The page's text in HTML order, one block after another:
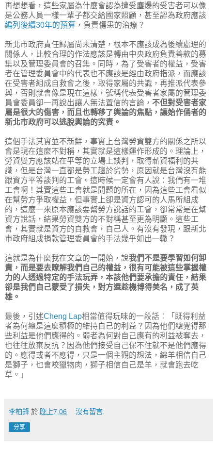
再想想看，這些家屬為什麼會認為遭受塵爆的受害者可以像
是公務人員一樣一輩子都交給國家照顧，甚至認為政府應該
編列後續30年的預算 ，負責傷患的治療？
新北市政府責任歸屬尚未清楚，根本不應該成為後續處理的
關係人，比較合理的作法應該是轉由中央政府負責善款的募
集以及管理委員會的召集。同時，為了受害者的權益，受害
者在管理委員會中的代表也不應該是經由政府指派，而應該
在受害者組成自救會之後，取得家屬的共識，再推派代表參
與，否則就會像是現在這樣，號稱代表受害者家屬的管理委
員會委員卻一再說出讓人無法置信的言論， 不但對受害者家
屬是很大的傷害，而且也轉移了輿論的焦點，讓始作俑者的
新北市政府可以逃脫輿論的究責。
這個手法其實並不新鮮，事實上台灣勞資雙方的關係之所以
會是現在這麼不對稱，其實就是這樣運作形成的。理論上，
勞資雙方應該站在平等的立場上談判，取得薪資福利的共
識，但是台灣一直都是勞工趨於劣勢，原因就是台灣沒有能
跟資方平等談判的工會。這時候一定會有人說：我們有一堆
工會啊！其實這些工會就是問題的所在，因為這些工會看似
在幫勞方爭取權益，但事實上卻是資方認可的人馬所組成
的，這麼一來原本應該要幫勞方說話的工會，卻常常是在幫
資方說話，結果勞資雙方的不對稱甚至更為明顯。這些工
會，其實就是資方的自救會，自己人。有沒有發現，跟新北
市政府組成捐款管理委員會的手法幾乎如出一轍？
這就是為什麼我在文章的一開始，說我們不是要學習如何卸
責，而是要去瞭解我們自己的權益，很有可能被這些掌握權
力的人透過特定的手法玩弄，本該他們要承擔的責任，結果
卻是我們自己蒙受了損失，對方還趁機博得美名，成了英
雄。
最後，引述Cheng Lap相當值得玩味的一段話：「既得利益
者為何總是這麼積極的維持自己的利益？因為他們總覺得那
些利益是他們應得的。弱者為何對自己應有的利益被奪去，
也往往放棄反抗？因為他們接受自己保不住就不是他們應得
的。應得或者不應得，只是一個主觀的想法，綿羊相信自己
是獅子，也會咬獵物肉，獅子相信自己是羊，就會跑去吃
草。」
李柏鋒 於 晚上7:06 沒有留言:
分享